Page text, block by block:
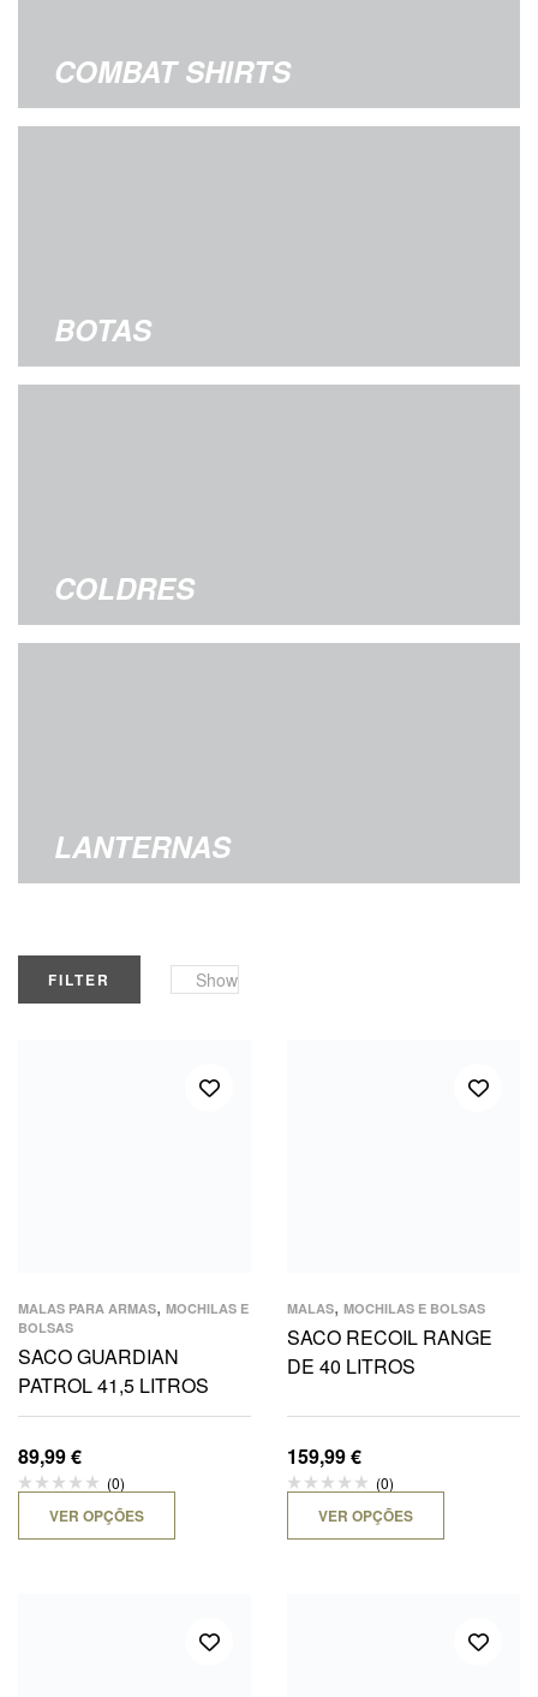
COMBAT SHIRTS
BOTAS
COLDRES
LANTERNAS
FILTER Show
MALAS PARA ARMAS, MOCHILAS E
BOLSAS
SACO GUARDIAN
PATROL 41,5 LITROS
89,99€
(0)
VER OPÇÕES
MALAS, MOCHILAS E BOLSAS
SACO RECOIL RANGE
DE 40 LITROS
159,99€
(0)
VER OPÇÕES